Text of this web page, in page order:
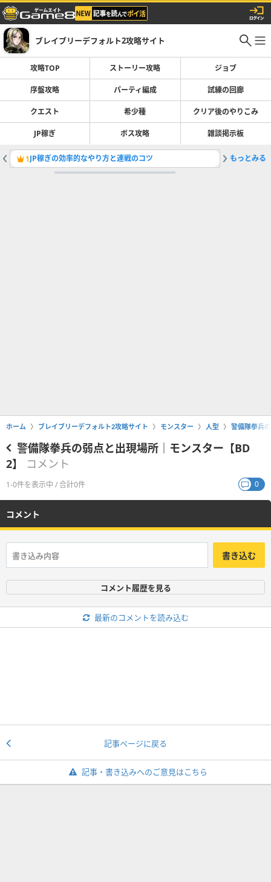
ブレイブリーデフォルト2攻略サイト
攻略TOP ストーリー攻略 ジョブ
序盤攻略 パーティ編成 試練の回廊
クエスト 希少種 クリア後のやりこみ
JP稼ぎ ボス攻略 雑談掲示板
1JP稼ぎの効率的なやり方と連戦のコツ 22周目の
もっとみる
ホーム ブレイブリーデフォルト2攻略サイト モンスター 人型 警備隊拳兵
警備隊拳兵の弱点と出現場所｜モンスター【BD
2】
コメント
1-0件を表示中 / 合計0件 0
コメント
書き込む
コメント履歴を見る
最新のコメントを読み込む
記事ページに戻る
記事・書き込みへのご意見はこちら